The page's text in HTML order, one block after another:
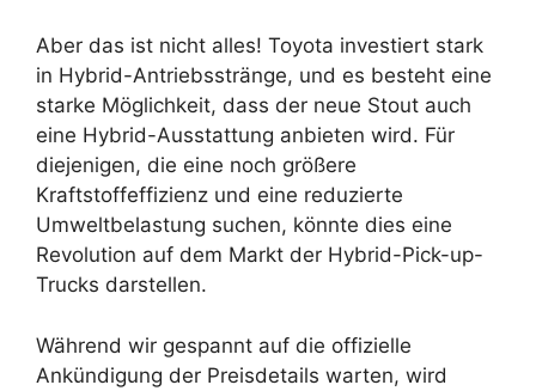
Aber das ist nicht alles! Toyota investiert stark
in Hybrid-Antriebsstränge, und es besteht eine
starke Möglichkeit, dass der neue Stout auch
eine Hybrid-Ausstattung anbieten wird. Für
diejenigen, die eine noch größere
Kraftstoffeffizienz und eine reduzierte
Umweltbelastung suchen, könnte dies eine
Revolution auf dem Markt der Hybrid-Pick-up-
Trucks darstellen.
Während wir gespannt auf die offizielle
Ankündigung der Preisdetails warten, wird